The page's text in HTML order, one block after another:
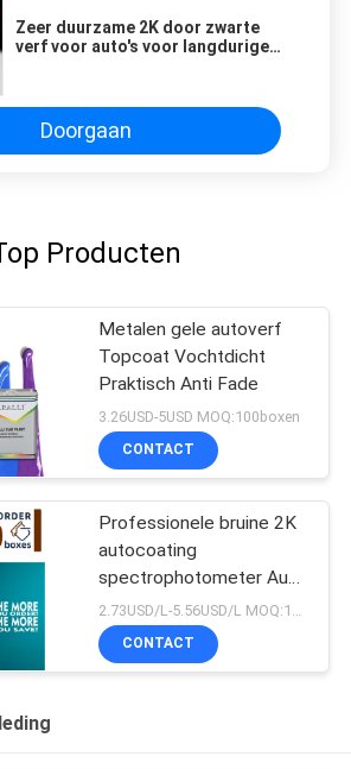
Zeer duurzame 2K door zwarte
verf voor auto's voor langdurige
Doorgaan
Producten
Metalen gele autoverf
Topcoat Vochtdicht
Praktisch Anti Fade
3.26USD-5USD MOQ:100boxen
CONTACT
Professionele bruine 2K
autocoating
spectrophotometer Auto
Refinish Repair Fabrikant
Automotive Auto Verf
CONTACT